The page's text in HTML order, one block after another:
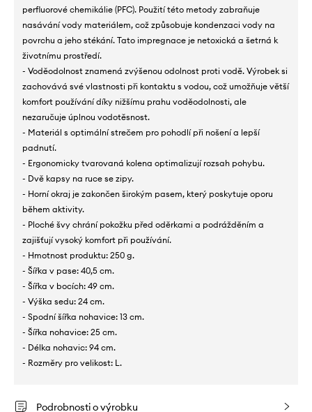
perfluorové chemikálie (PFC). Použití této metody zabraňuje
nasávání vody materiálem, což způsobuje kondenzaci vody na
povrchu a jeho stékání. Tato impregnace je netoxická a šetrná k
životnímu prostředí.
- Voděodolnost znamená zvýšenou odolnost proti vodě. Výrobek si
zachovává své vlastnosti při kontaktu s vodou, což umožňuje větší
komfort používání díky nižšímu prahu voděodolnosti, ale
nezaručuje úplnou vodotěsnost.
- Materiál s optimální strečem pro pohodlí při nošení a lepší
padnutí.
- Ergonomicky tvarovaná kolena optimalizují rozsah pohybu.
- Dvě kapsy na ruce se zipy.
- Horní okraj je zakončen širokým pasem, který poskytuje oporu
během aktivity.
- Ploché švy chrání pokožku před oděrkami a podrážděním a
zajišťují vysoký komfort při používání.
- Hmotnost produktu: 250 g.
- Šířka v pase: 40,5 cm.
- Šířka v bocích: 49 cm.
- Výška sedu: 24 cm.
- Spodní šířka nohavice: 13 cm.
- Šířka nohavice: 25 cm.
- Délka nohavic: 94 cm.
- Rozměry pro velikost: L.
Podrobnosti o výrobku